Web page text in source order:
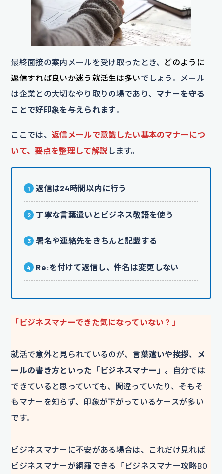
最終面接の案内メールを受け取ったとき、 どのように
返信すれば良いか迷う就活生は多いでしょう。メール
は企業との大切なやり取りの場であり、 マナーを守る
ことで好印象を与えられます。
ここでは、 返信メールで意識したい基本のマナーにつ
いて、要点を整理して解説 します。
返信は24時間以内に行う
丁寧な言葉遣いとビジネス敬語を使う
署名や連絡先をきちんと記載する
Re:を付けて返信し、件名は変更しない
「ビジネスマナーできた気になっていない？」
就活で意外と見られているのが、 言葉遣いや挨拶、メ
ールの書き方といった「ビジネスマナー」 。自分では
できていると思っていても、間違っていたり、そもそ
もマナーを知らず、印象が下がっているケースが多い
です。
ビジネスマナーに不安がある場合は、これだけ見れば
ビジネスマナーが網羅できる「ビジネスマナー攻略BO